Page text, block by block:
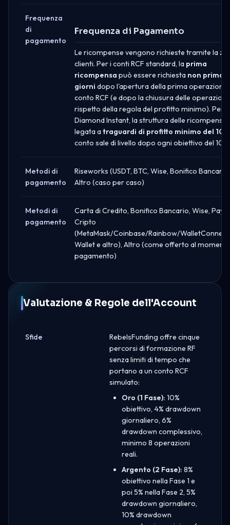
Frequenza
di
pagamento
Frequenza di Pagamento
Le ricompense vengono richieste tramite la
clienti. Per i conti RCF standard, la prima
ricompensa può essere richiesta non prima
giorni dopo l'apertura della prima operazione
conto RCF (e dopo la chiusura delle operazioni
rispetto della regola del profitto minimo). Per
Diamond Instant, la struttura delle ricompense
legata atraguardi di profitto minimo del 10%
conto sale di livello dopo ogni obiettivo del
Metodi di
pagamento
Riseworks (USDT, BTC, Wise, Bonifico
Altro (caso per caso)
Metodi di
pagamento
Carta di Credito, Bonifico Bancario, Wise,
Cripto
(MetaMask/Coinbase/Rainbow/
Wallet e altro), Altro (come offerto al
pagamento)
Valutazione & Regole dell'Account
Sfide
RebelsFunding offre cinque
percorsi di formazione RF
senza limiti di tempo che
portano a un conto RCF
simulato:
Oro (1 Fase): 10%
obiettivo, 4% drawdown
giornaliero, 6%
drawdown complessivo,
minimo 8 operazioni
reali.
Argento (2 Fase): 8%
obiettivo nella Fase 1 e
poi 5% nella Fase 2, 5%
drawdown giornaliero,
10% drawdown